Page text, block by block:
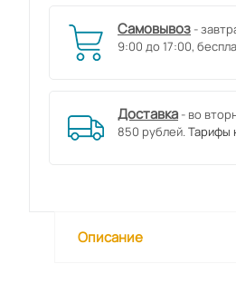
Самовывоз -
9:00 до 17:00,
Доставка - во
850 рублей.Тарифы
Описание